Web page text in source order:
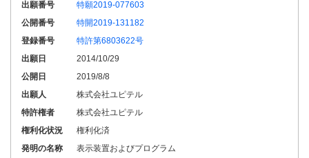
出願番号
特願2019-077603
公開番号
特開2019-131182
登録番号
特許第6803622号
出願日
2014/10/29
公開日
2019/8/8
出願人
株式会社ユピテル
特許権者
株式会社ユピテル
権利化状況
権利化済
発明の名称
表示装置およびプログラム